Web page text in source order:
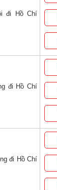
đi Hồ Chí
đi Hồ Chí
đi Hồ Chí